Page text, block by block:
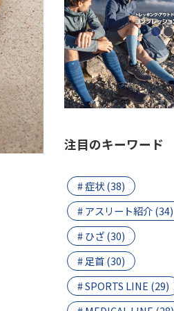
注目のキーワード
# 症状 (38)
# アスリート紹介 (34)
# ひざ (30)
# 足首 (30)
# SPORTS LINE (29)